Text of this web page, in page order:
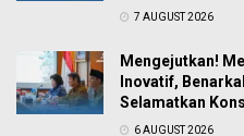
7 AUGUST 2026
Mengejutkan!
Inovatif,
Selamatkan
6 AUGUST 2026